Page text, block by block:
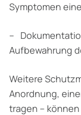
Symptomen
–
Aufbewahrung
Weitere
Anordnung,
tragen –